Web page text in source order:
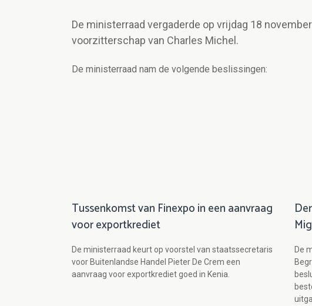
De ministerraad vergaderde op vrijdag 18
voorzitterschap van Charles Michel.
De ministerraad nam de volgende beslissingen:
Tussenkomst van Finexpo in een aanvraag
voor exportkrediet
De ministerraad keurt op voorstel van staatssecretaris
voor Buitenlandse Handel Pieter De Crem een
aanvraag voor exportkrediet goed in Kenia.
De